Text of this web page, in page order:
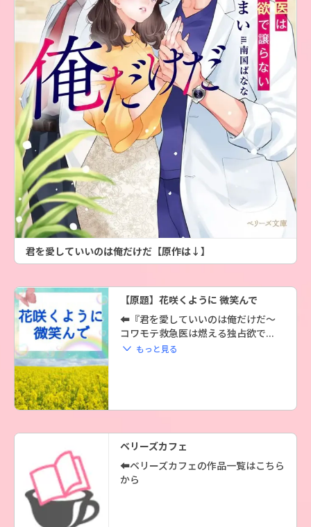
君を愛していいのは俺だけだ【原作は↓】
【原題】花咲くように 微笑んで
⬅️『君を愛していいのは俺だけだ～
コワモテ救急医は燃える独占欲で...
もっと見る
ベリーズカフェ
⬅️ベリーズカフェの作品一覧はこちら
から